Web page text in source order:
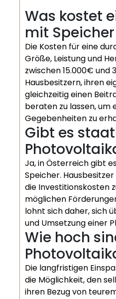
Was kostet
mit
Die Kosten für eine
Größe, Leistung und
zwischen 15.000€ und
Hausbesitzern, ihren
gleichzeitig einen
beraten zu lassen, um
Gegebenheiten zu
Gibt es
Ja, in Österreich gibt
Speicher.
die Investitionskosten
möglichen
lohnt sich daher, sich
und Umsetzung einer
Wie hoch
Die langfristigen
die Möglichkeit, den
ihren Bezug von